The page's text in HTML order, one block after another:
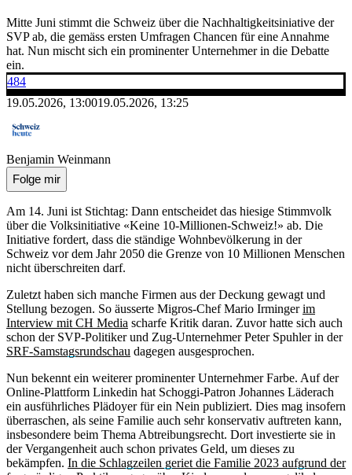
Mitte Juni stimmt die Schweiz über die Nachhaltigkeitsiniative der
SVP ab, die gemäss ersten Umfragen Chancen für eine Annahme
hat. Nun mischt sich ein prominenter Unternehmer in die Debatte
ein.
484
19.05.2026, 13:0019.05.2026, 13:25
Benjamin Weinmann
Folge mir
Am 14. Juni ist Stichtag: Dann entscheidet das hiesige Stimmvolk
über die Volksinitiative «Keine 10-Millionen-Schweiz!» ab. Die
Initiative fordert, dass die ständige Wohnbevölkerung in der
Schweiz vor dem Jahr 2050 die Grenze von 10 Millionen Menschen
nicht überschreiten darf.
Zuletzt haben sich manche Firmen aus der Deckung gewagt und
Stellung bezogen. So äusserte Migros-Chef Mario Irmingerim
Interview mit CH Media scharfe Kritik daran. Zuvor hatte sich auch
schon der SVP-Politiker und Zug-Unternehmer Peter Spuhler in der
SRF-Samstagsrundschau dagegen ausgesprochen.
Nun bekennt ein weiterer prominenter Unternehmer Farbe. Auf der
Online-Plattform Linkedin hat Schoggi-Patron Johannes Läderach
ein ausführliches Plädoyer für ein Nein publiziert. Dies mag insofern
überraschen, als seine Familie auch sehr konservativ auftreten kann,
insbesondere beim Thema Abtreibungsrecht. Dort investierte sie in
der Vergangenheit auch schon privates Geld, um dieses zu
bekämpfen. In die Schlagzeilen geriet die Familie 2023 aufgrund der